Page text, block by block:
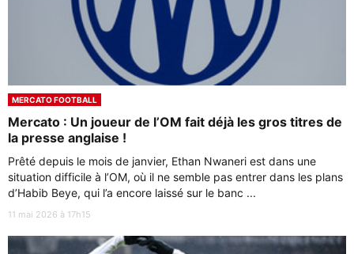
MERCATO FOOTBALL
Mercato : Un joueur de l’OM fait déjà les gros titres de
la presse anglaise !
Prêté depuis le mois de janvier, Ethan Nwaneri est dans une
situation difficile à l’OM, où il ne semble pas entrer dans les plans
d’Habib Beye, qui l’a encore laissé sur le banc ...
11 mai 2026 à 17h15